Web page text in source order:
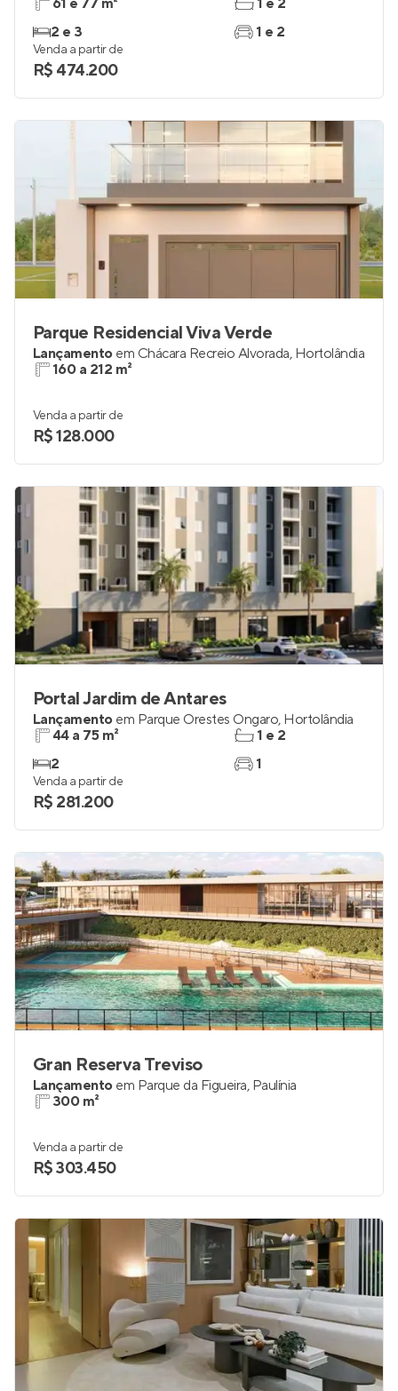
61 e 77 m²
2 e 3
1 e 2
1 e 2
Venda a partir de
R$ 474.200
Parque Residencial Viva Verde
Lançamento em Chácara Recreio Alvorada, Hortolândia
160 a 212 m²
Venda a partir de
R$ 128.000
Portal Jardim de Antares
Lançamento em Parque Orestes Ôngaro, Hortolândia
44 a 75 m²
2
1 e 2
1
Venda a partir de
R$ 281.200
Gran Reserva Treviso
Lançamento em Parque da Figueira, Paulínia
300 m²
Venda a partir de
R$ 303.450